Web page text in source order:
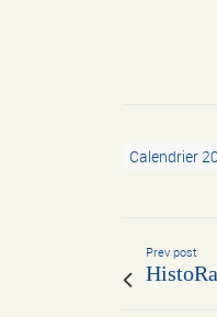
Calendrier
Prev post